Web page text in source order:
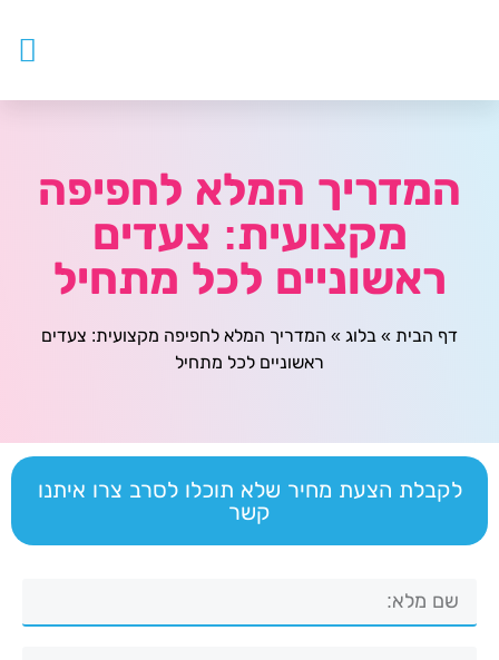
המדריך המלא לחפיפה
מקצועית: צעדים
ראשוניים לכל מתחיל
דף הבית » בלוג » המדריך המלא לחפיפה מקצועית: צעדים
ראשוניים לכל מתחיל
לקבלת הצעת מחיר שלא תוכלו לסרב צרו איתנו
קשר